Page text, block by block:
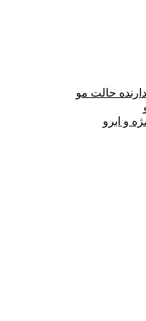
حالت مو
و ابرو